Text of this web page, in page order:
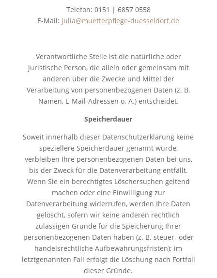
Telefon: 0151 | 6857 0558
E-Mail: julia@muetterpflege-duesseldorf.de
Verantwortliche Stelle ist die natürliche oder
juristische Person, die allein oder gemeinsam mit
anderen über die Zwecke und Mittel der
Verarbeitung von personenbezogenen Daten (z. B.
Namen, E-Mail-Adressen o. Ä.) entscheidet.
Speicherdauer
Soweit innerhalb dieser Datenschutzerklärung keine
speziellere Speicherdauer genannt wurde,
verbleiben Ihre personenbezogenen Daten bei uns,
bis der Zweck für die Datenverarbeitung entfällt.
Wenn Sie ein berechtigtes Löschersuchen geltend
machen oder eine Einwilligung zur
Datenverarbeitung widerrufen, werden Ihre Daten
gelöscht, sofern wir keine anderen rechtlich
zulässigen Gründe für die Speicherung Ihrer
personenbezogenen Daten haben (z. B. steuer- oder
handelsrechtliche Aufbewahrungsfristen); im
letztgenannten Fall erfolgt die Löschung nach Fortfall
dieser Gründe.